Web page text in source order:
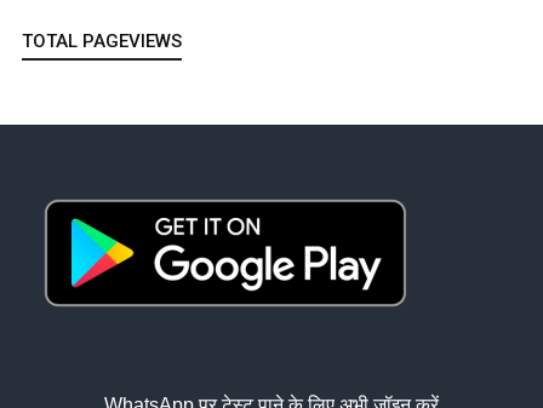
TOTAL PAGEVIEWS